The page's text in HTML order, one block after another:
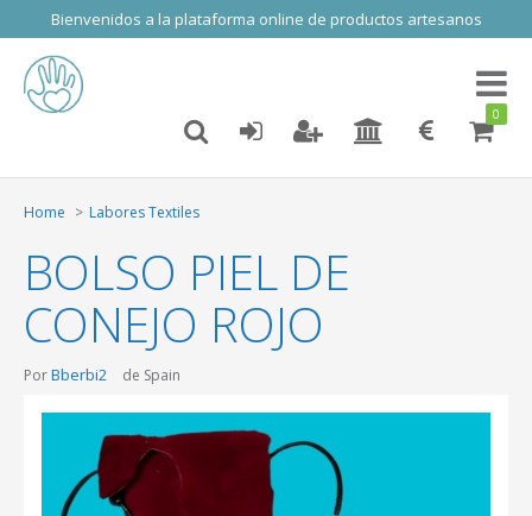
Bienvenidos a la plataforma online de productos artesanos
Toggle
0
Home Labores Textiles
BOLSO PIEL DE
CONEJO ROJO
PorBberbi2 de Spain